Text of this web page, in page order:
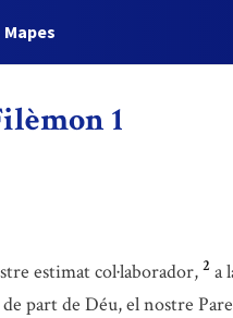
Mapes
1
estimat col·laborador, 2 a
part de Déu, el nostre